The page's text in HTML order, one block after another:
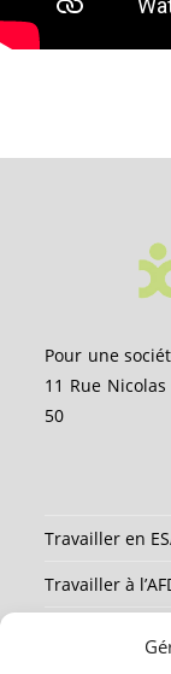
Pour une
11 Rue
50
Travailler en
Travailler à